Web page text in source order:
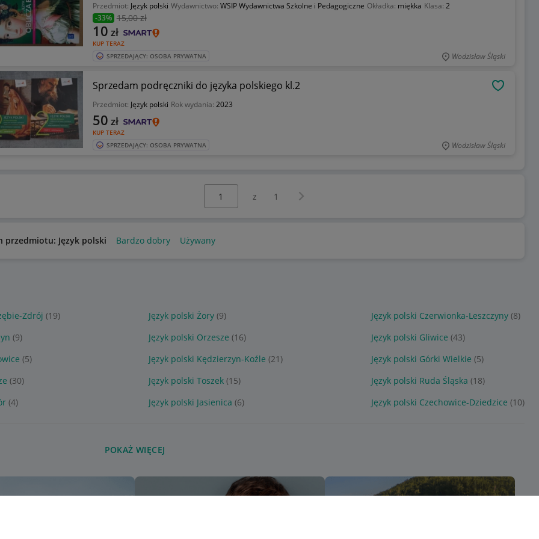
Przedmiot: Język polski Wydawnictwo: WSIP Wydawnictwa Szkolne i Pedagogiczne Okładka: miękka Klasa: 2
-33% 15,00 zł
KUP TERAZ
10 zł
SPRZEDAJĄCY: OSOBA PRYWATNA Wodzisław Śląski
Sprzedam podręczniki do języka polskiego kl.2
Przedmiot: Język polski Rok wydania: 2023
KUP TERAZ
50 zł
SPRZEDAJĄCY: OSOBA PRYWATNA Wodzisław Śląski
z 1 Następna strona
przedmiotu: Język polski Bardzo dobry Używany
Zdrój (19) Język polski Żory (9) Język polski Czerwionka-Leszczyny (8)
(9) Język polski Orzesze (16) Język polski Gliwice (43)
(5) Język polski Kędzierzyn-Koźle (21) Język polski Górki Wielkie (5)
(30) Język polski Toszek (15) Język polski Ruda Śląska (18)
(4) Język polski Jasienica (6) Język polski Czechowice-Dziedzice (10)
POKAŻ WIĘCEJ